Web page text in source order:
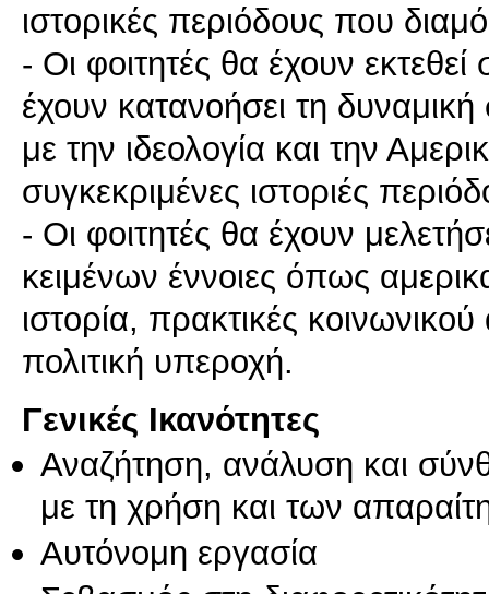
ιστορικές περιόδους που
- Οι φοιτητές θα έχουν
έχουν κατανοήσει τη
με την ιδεολογία και την
συγκεκριμένες ιστοριές
- Οι φοιτητές θα έχουν
κειμένων έννοιες όπως
ιστορία, πρακτικές
Γενικές Ικανότητες
Αναζήτηση, ανάλυση και
με τη χρήση και των
Αυτόνομη εργασία